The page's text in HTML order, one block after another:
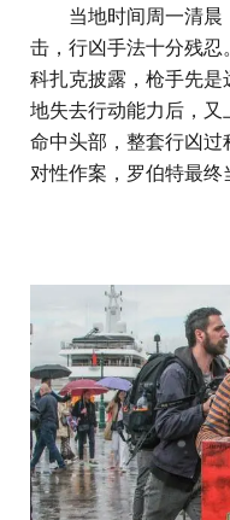
当地时间周一清晨
击，行凶手法十分残忍
科扎克披露，枪手先是
地失去行动能力后，
命中头部，整套行凶
对性作案，罗伯特最终